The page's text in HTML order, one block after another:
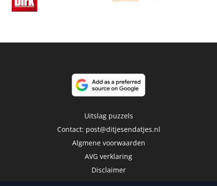
Uitslag puzzels
Contact: post@ditjesendatjes.nl
Algmene voorwaarden
AVG verklaring
Disclaimer